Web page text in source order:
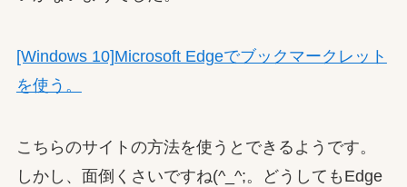
[Windows 10]Microsoft Edgeでブックマークレット
を使う。
こちらのサイトの方法を使うとできるようです。
しかし、面倒くさいですね(^_^;。どうしてもEdge